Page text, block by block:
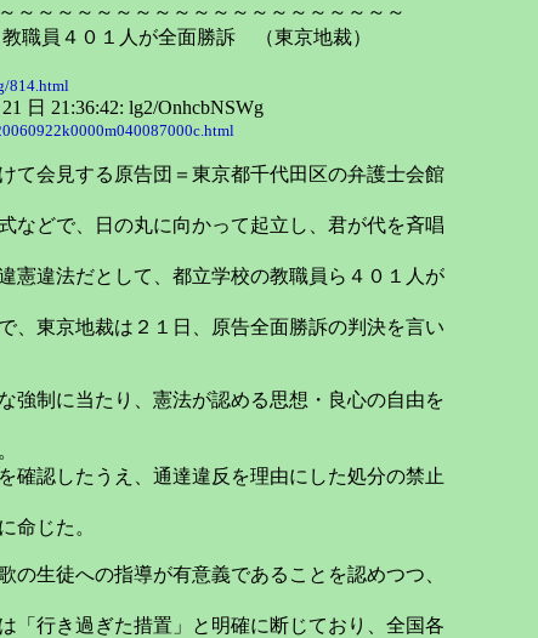
～～～～～～～～～～～～～～～～～～～～
職員４０１人が全面勝訴 （東京地裁）
814.html
日 21:36:42: lg2/OnhcbNSWg
て会見する原告団＝東京都千代田区の弁護士会館
などで、日の丸に向かって起立し、君が代を斉唱
憲違法だとして、都立学校の教職員ら４０１人が
、東京地裁は２１日、原告全面勝訴の判決を言い
強制に当たり、憲法が認める思想・良心の自由を
確認したうえ、通達違反を理由にした処分の禁止
命じた。
生徒への指導が有意義であることを認めつつ、
「行き過ぎた措置」と明確に断じており、全国各